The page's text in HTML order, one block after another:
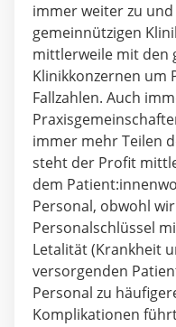
immer weiter zu
gemeinnützigen
mittlerweile mit den
Klinikkonzernen um
Fallzahlen. Auch
immer mehr Teilen
steht der Profit
dem
Personal, obwohl
Personalschlüssel
Letalität (Krankheit
versorgenden
Personal zu
Komplikationen